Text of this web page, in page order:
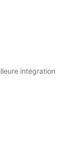
intégration